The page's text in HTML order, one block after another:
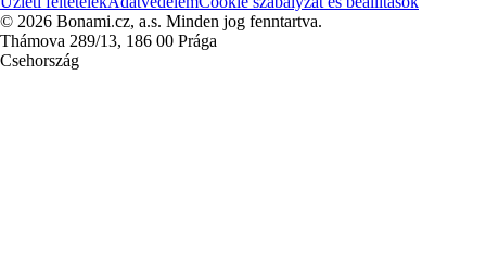
© 2026 Bonami.cz, a.s. Minden jog fenntartva.
Thámova 289/13, 186 00 Prága
Csehország